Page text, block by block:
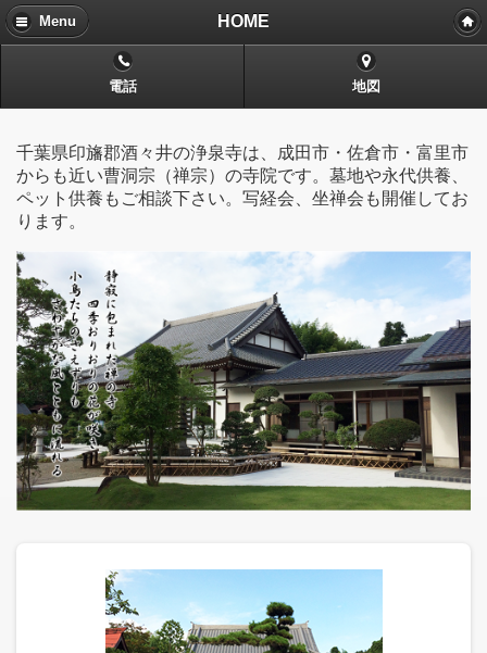
Menu HOME
電話 地図
千葉県印旛郡酒々井の浄泉寺は、成田市・佐倉市・富里市
からも近い曹洞宗（禅宗）の寺院です。墓地や永代供養、
ペット供養もご相談下さい。写経会、坐禅会も開催してお
ります。